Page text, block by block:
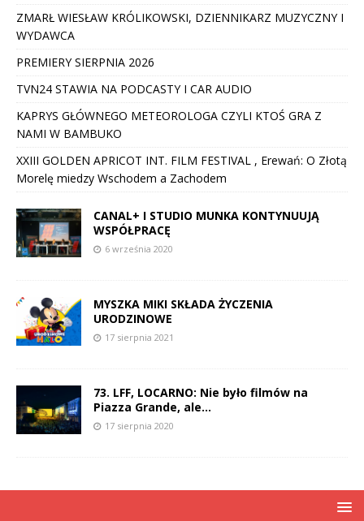
ZMARŁ WIESŁAW KRÓLIKOWSKI, DZIENNIKARZ MUZYCZNY I
WYDAWCA
PREMIERY SIERPNIA 2026
TVN24 STAWIA NA PODCASTY I CAR AUDIO
KAPRYS GŁÓWNEGO METEOROLOGA CZYLI KTOŚ GRA Z
NAMI W BAMBUKO
XXIII GOLDEN APRICOT INT. FILM FESTIVAL , Erewań: O Złotą
Morelę miedzy Wschodem a Zachodem
CANAL+ I STUDIO MUNKA KONTYNUUJĄ
WSPÓŁPRACĘ
6 września 2020
MYSZKA MIKI SKŁADA ŻYCZENIA
URODZINOWE
17 sierpnia 2021
73. LFF, LOCARNO: Nie było filmów na
Piazza Grande, ale…
17 sierpnia 2020